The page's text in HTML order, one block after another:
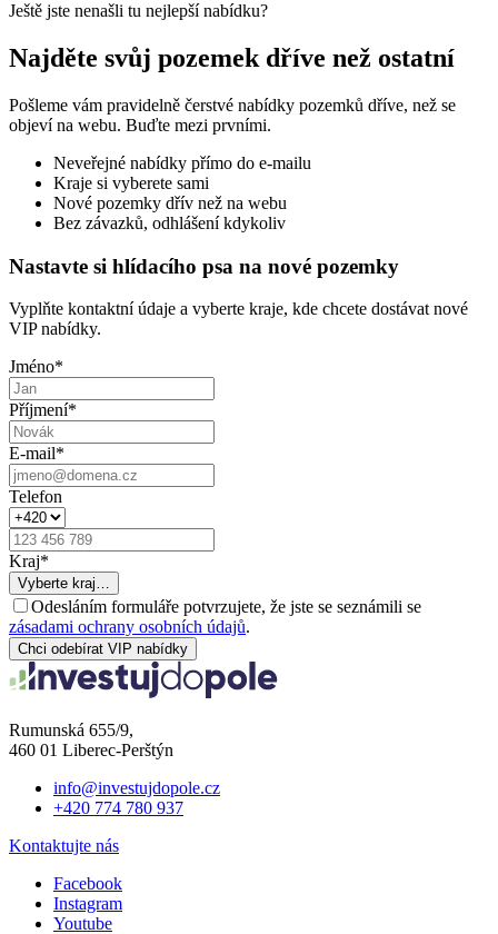
Ještě jste nenašli tu nejlepší nabídku?
Najděte svůj pozemek dříve než ostatní
Pošleme vám pravidelně čerstvé nabídky pozemků dříve, než se
objeví na webu. Buďte mezi prvními.
Neveřejné nabídky přímo do e-mailu
Kraje si vyberete sami
Nové pozemky dřív než na webu
Bez závazků, odhlášení kdykoliv
Nastavte si hlídacího psa na nové pozemky
Vyplňte kontaktní údaje a vyberte kraje, kde chcete dostávat nové
VIP nabídky.
Jméno*
Příjmení*
E-mail*
Telefon
Kraj*
Vyberte kraj…
Odesláním formuláře potvrzujete, že jste se seznámili se
zásadami ochrany osobních údajů.
Chci odebírat VIP nabídky
Rumunská 655/9,
460 01 Liberec-Perštýn
info@investujdopole.cz
+420 774 780 937
Kontaktujte nás
Facebook
Instagram
Youtube